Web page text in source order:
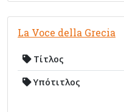
La Voce della Grecia
Τίτλος
Υπότιτλος